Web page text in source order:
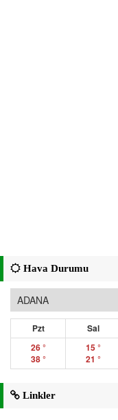
Hava Durumu
Pzt Sal
26 °
38 °
15 °
21 °
Linkler